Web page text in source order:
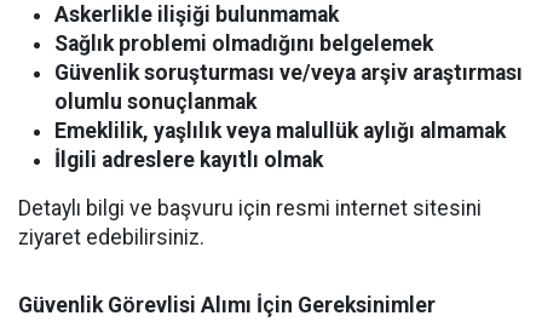
Askerlikle ilişiği bulunmamak
Sağlık problemi olmadığını belgelemek
Güvenlik soruşturması ve/veya arşiv araştırması
olumlu sonuçlanmak
Emeklilik, yaşlılık veya malullük aylığı almamak
İlgili adreslere kayıtlı olmak
Detaylı bilgi ve başvuru için resmi internet sitesini
ziyaret edebilirsiniz.
Güvenlik Görevlisi Alımı İçin Gereksinimler